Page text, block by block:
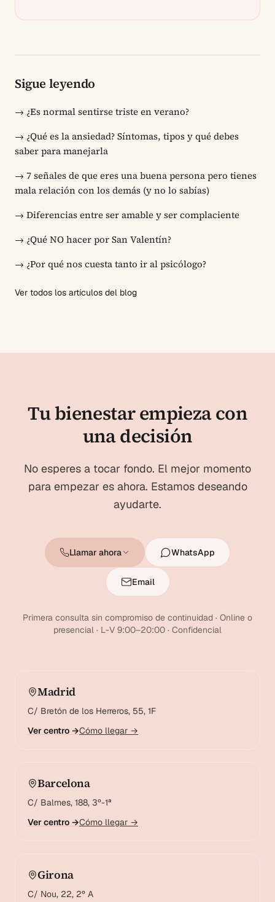
Sigue leyendo
→ ¿Es normal sentirse triste en verano?
→ ¿Qué es la ansiedad? Síntomas, tipos y qué debes
saber para manejarla
→ 7 señales de que eres una buena persona pero tienes
mala relación con los demás (y no lo sabías)
→ Diferencias entre ser amable y ser complaciente
→ ¿Qué NO hacer por San Valentín?
→ ¿Por qué nos cuesta tanto ir al psicólogo?
Ver todos los artículos del blog
Tu bienestar empieza con
una decisión
No esperes a tocar fondo. El mejor momento
para empezar es ahora. Estamos deseando
ayudarte.
Llamar ahora WhatsApp
Email
Primera consulta sin compromiso de continuidad · Online o
presencial · L-V 9:00–20:00 · Confidencial
Madrid
C/ Bretón de los Herreros, 55, 1F
Ver centro →Cómo llegar →
Barcelona
C/ Balmes, 188, 3º-1ª
Ver centro →Cómo llegar →
Girona
C/ Nou, 22, 2º A